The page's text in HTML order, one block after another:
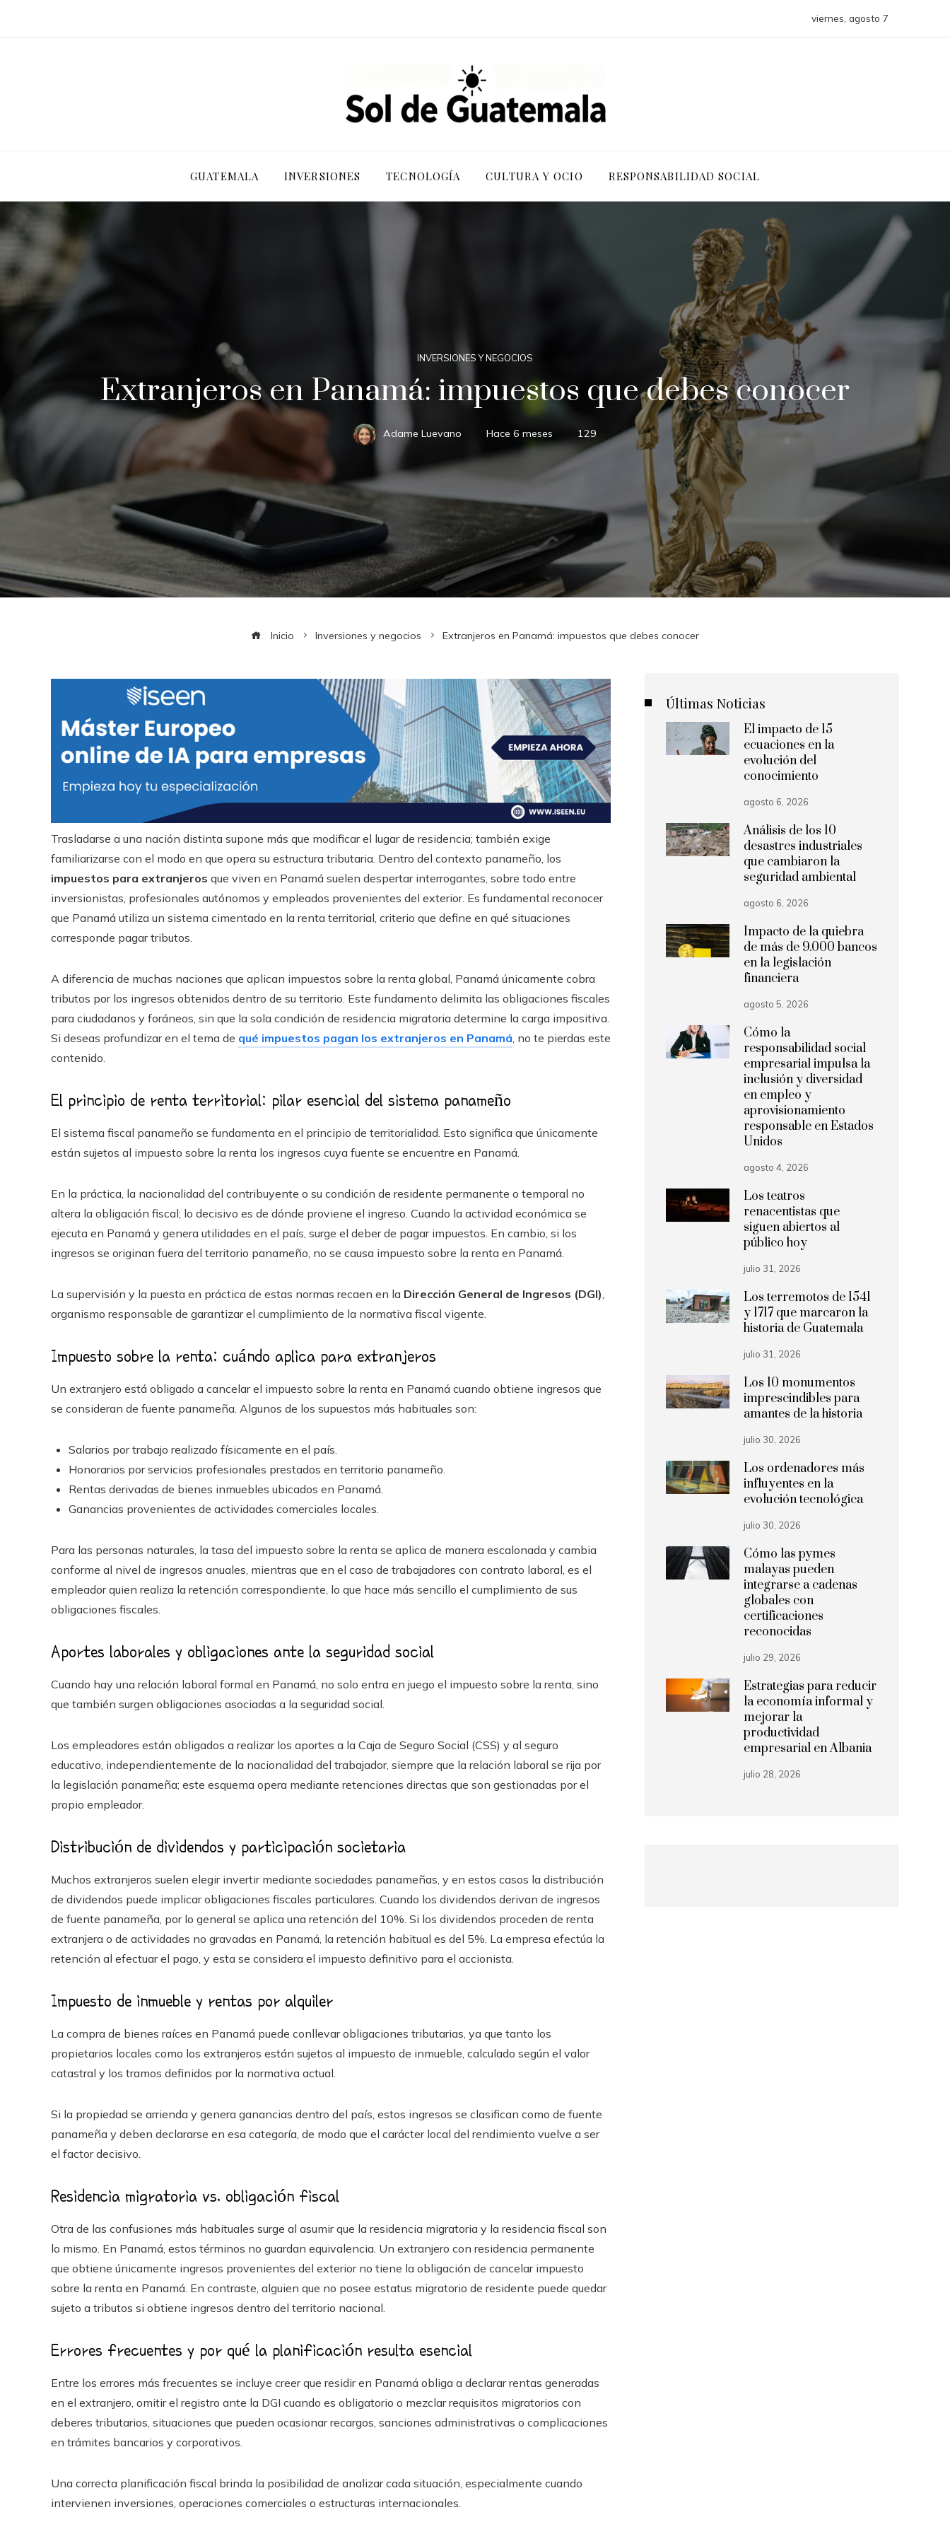
viernes, agosto 7
GUATEMALA INVERSIONES TECNOLOGÍA CULTURA Y OCIO RESPONSABILIDAD SOCIAL
INVERSIONES Y NEGOCIOS
Extranjeros en Panamá: impuestos que debes conocer
Adame Luevano Hace 6 meses 129
Inicio Inversiones y negocios Extranjeros en Panamá: impuestos que debes conocer
Trasladarse a una nación distinta supone más que modificar el lugar de residencia; también exige
familiarizarse con el modo en que opera su estructura tributaria. Dentro del contexto panameño, los
impuestos para extranjeros que viven en Panamá suelen despertar interrogantes, sobre todo entre
inversionistas, profesionales autónomos y empleados provenientes del exterior. Es fundamental reconocer
que Panamá utiliza un sistema cimentado en la renta territorial, criterio que define en qué situaciones
corresponde pagar tributos.
A diferencia de muchas naciones que aplican impuestos sobre la renta global, Panamá únicamente cobra
tributos por los ingresos obtenidos dentro de su territorio. Este fundamento delimita las obligaciones fiscales
para ciudadanos y foráneos, sin que la sola condición de residencia migratoria determine la carga impositiva.
Si deseas profundizar en el tema de qué impuestos pagan los extranjeros en Panamá, no te pierdas este
contenido.
El principio de renta territorial: pilar esencial del sistema panameño
El sistema fiscal panameño se fundamenta en el principio de territorialidad. Esto significa que únicamente
están sujetos al impuesto sobre la renta los ingresos cuya fuente se encuentre en Panamá.
En la práctica, la nacionalidad del contribuyente o su condición de residente permanente o temporal no
altera la obligación fiscal; lo decisivo es de dónde proviene el ingreso. Cuando la actividad económica se
ejecuta en Panamá y genera utilidades en el país, surge el deber de pagar impuestos. En cambio, si los
ingresos se originan fuera del territorio panameño, no se causa impuesto sobre la renta en Panamá.
La supervisión y la puesta en práctica de estas normas recaen en la Dirección General de Ingresos (DGI),
organismo responsable de garantizar el cumplimiento de la normativa fiscal vigente.
Impuesto sobre la renta: cuándo aplica para extranjeros
Un extranjero está obligado a cancelar el impuesto sobre la renta en Panamá cuando obtiene ingresos que
se consideran de fuente panameña. Algunos de los supuestos más habituales son:
Salarios por trabajo realizado físicamente en el país.
Honorarios por servicios profesionales prestados en territorio panameño.
Rentas derivadas de bienes inmuebles ubicados en Panamá.
Ganancias provenientes de actividades comerciales locales.
Para las personas naturales, la tasa del impuesto sobre la renta se aplica de manera escalonada y cambia
conforme al nivel de ingresos anuales, mientras que en el caso de trabajadores con contrato laboral, es el
empleador quien realiza la retención correspondiente, lo que hace más sencillo el cumplimiento de sus
obligaciones fiscales.
Aportes laborales y obligaciones ante la seguridad social
Cuando hay una relación laboral formal en Panamá, no solo entra en juego el impuesto sobre la renta, sino
que también surgen obligaciones asociadas a la seguridad social.
Los empleadores están obligados a realizar los aportes a la Caja de Seguro Social (CSS) y al seguro
educativo, independientemente de la nacionalidad del trabajador, siempre que la relación laboral se rija por
la legislación panameña; este esquema opera mediante retenciones directas que son gestionadas por el
propio empleador.
Distribución de dividendos y participación societaria
Muchos extranjeros suelen elegir invertir mediante sociedades panameñas, y en estos casos la distribución
de dividendos puede implicar obligaciones fiscales particulares. Cuando los dividendos derivan de ingresos
de fuente panameña, por lo general se aplica una retención del 10%. Si los dividendos proceden de renta
extranjera o de actividades no gravadas en Panamá, la retención habitual es del 5%. La empresa efectúa la
retención al efectuar el pago, y esta se considera el impuesto definitivo para el accionista.
Impuesto de inmueble y rentas por alquiler
La compra de bienes raíces en Panamá puede conllevar obligaciones tributarias, ya que tanto los
propietarios locales como los extranjeros están sujetos al impuesto de inmueble, calculado según el valor
catastral y los tramos definidos por la normativa actual.
Si la propiedad se arrienda y genera ganancias dentro del país, estos ingresos se clasifican como de fuente
panameña y deben declararse en esa categoría, de modo que el carácter local del rendimiento vuelve a ser
el factor decisivo.
Residencia migratoria vs. obligación fiscal
Otra de las confusiones más habituales surge al asumir que la residencia migratoria y la residencia fiscal son
lo mismo. En Panamá, estos términos no guardan equivalencia. Un extranjero con residencia permanente
que obtiene únicamente ingresos provenientes del exterior no tiene la obligación de cancelar impuesto
sobre la renta en Panamá. En contraste, alguien que no posee estatus migratorio de residente puede quedar
sujeto a tributos si obtiene ingresos dentro del territorio nacional.
Errores frecuentes y por qué la planificación resulta esencial
Entre los errores más frecuentes se incluye creer que residir en Panamá obliga a declarar rentas generadas
en el extranjero, omitir el registro ante la DGI cuando es obligatorio o mezclar requisitos migratorios con
deberes tributarios, situaciones que pueden ocasionar recargos, sanciones administrativas o complicaciones
en trámites bancarios y corporativos.
Una correcta planificación fiscal brinda la posibilidad de analizar cada situación, especialmente cuando
intervienen inversiones, operaciones comerciales o estructuras internacionales.
Últimas Noticias
El impacto de 15
ecuaciones en la
evolución del
conocimiento
agosto 6, 2026
Análisis de los 10
desastres industriales
que cambiaron la
seguridad ambiental
agosto 6, 2026
Impacto de la quiebra
de más de 9.000 bancos
en la legislación
financiera
agosto 5, 2026
Cómo la
responsabilidad social
empresarial impulsa la
inclusión y diversidad
en empleo y
aprovisionamiento
responsable en Estados
Unidos
agosto 4, 2026
Los teatros
renacentistas que
siguen abiertos al
público hoy
julio 31, 2026
Los terremotos de 1541
y 1717 que marcaron la
historia de Guatemala
julio 31, 2026
Los 10 monumentos
imprescindibles para
amantes de la historia
julio 30, 2026
Los ordenadores más
influyentes en la
evolución tecnológica
julio 30, 2026
Cómo las pymes
malayas pueden
integrarse a cadenas
globales con
certificaciones
reconocidas
julio 29, 2026
Estrategias para reducir
la economía informal y
mejorar la
productividad
empresarial en Albania
julio 28, 2026